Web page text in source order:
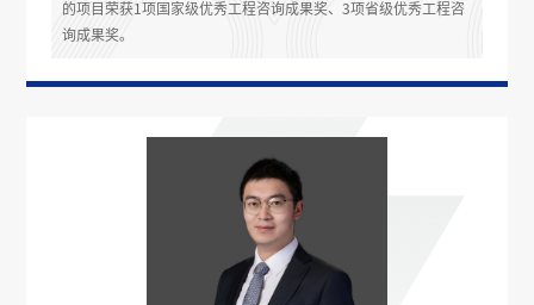
的项目荣获1项国家级优秀工程咨询成果奖、3项省级优秀工程咨
询成果奖。